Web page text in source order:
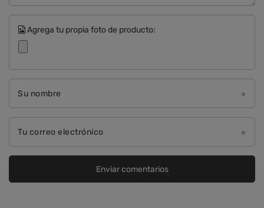
Agrega tu propia foto de producto:
Su nombre
Tu correo electrónico
Enviar comentarios